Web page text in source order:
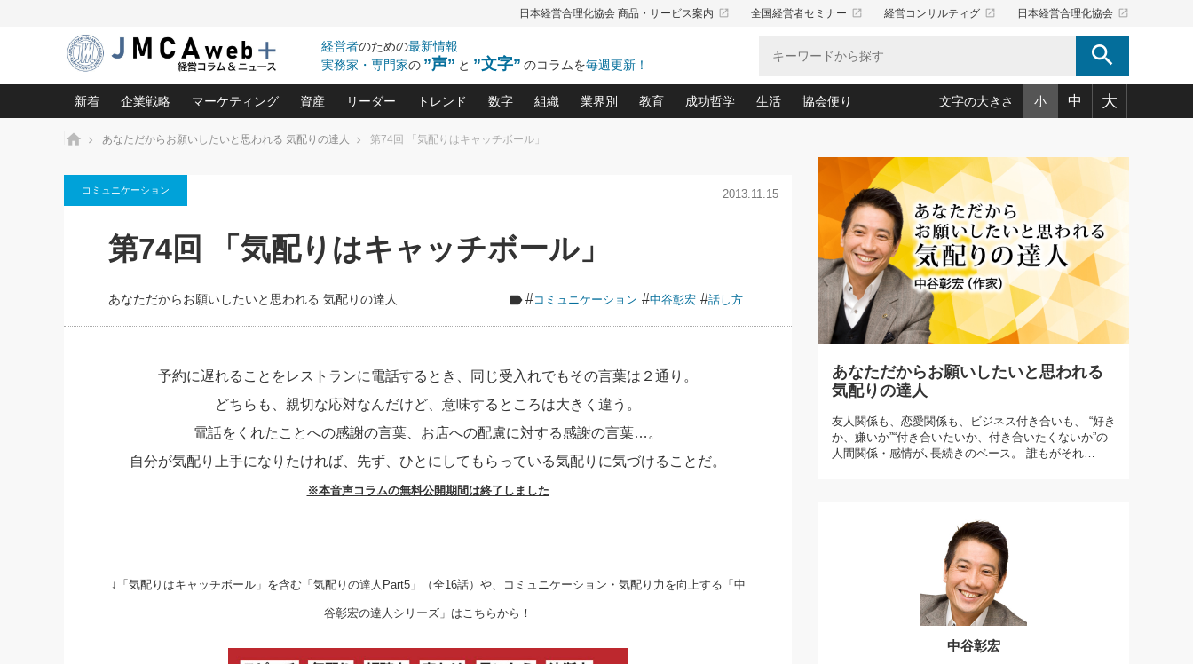
日本経営合理化協会 商品・サービス案内 launch 全国経営者セミナー launch 経営コンサルティグ launch 日本経営合理化協会 launch
経営者のための最新情報
実務家・専門家の ”声” と ”文字” のコラムを毎週更新！ search
新着
がよいのでしょうか！
2026.08.7
FOOD & LIFE COMPANIES
第86回 「言葉狩り」
もっとみる
企業戦略
中小企業の「１位づくり」戦略(96)
利益を最大化する「業務改善」横田尚哉氏(5)
強い会社を築く ビジネス・クリニック(240)
日本レーザー「人を大切にしながら利益を上げる経営」の極意
武器としてのM&A入門(3)
野田久美子 香港ビジネス成功法(10)
マーケティング
ロングセラーの玉手箱(9)
は(5)
最高の自分を表現する 成功イメージ戦略(77)
資産
中国経済の最新動向(204)
事業承継の前に、決めておきたい、知っておきたい、やってお
会社と社長のための資産管理講座(95)
リーダー
ピョートル・F・グジバチの『経営戦略の新常識』(12)
朝礼・会議での「社長の３分間スピーチ」ネタ帳(159)
次もあなたにお願いしたいと思われる「一流の仕事術」(28)
社長の口ぐせ経営哲学(100)
社長の右腕をつくる 人と組織を動かす(200)
酒井英之の社長のビジョン実現道場(10)
トレンド
北村森の「今月のヒット商品」(109)
社長のメシの種 4.0(206)
数字
会社を守り抜くための緊急対策(100)
強い決算書の会社はココが違う！(36)
損益分岐点を下げる、Ｐ／Ｌ不況時代の新戦略(12)
賢い社長の「経理財務の見どころ・勘どころ・ツッコミどこ
銀行交渉はこうしなさい！(12)
組織
賃金決定の定石(68)
顧客・社員・社会から支持される「ウェルビーイング経営入
門」(23)
業界別
大久保一彦の“流行る”お店の仕組みづくり(210)
柿内幸夫─社長のための現場改善(174)
教育
あなただからお願いしたいと思われる 気配りの達人(127)
クレーム対応の新知識と新常識(57)
デキル社員に育てる！ 社員教育の決め手(203)
東川鷹年の「中小企業の人育て」(38)
欧米資産家に学ぶ二世教育(100)
行動科学マネジメント(5)
成功哲学
中国哲学に学ぶ 不況は会社守成の好機(38)
令和時代の「社長の人間力の磨き方」(86)
先人の名句名言の教え 東洋思想に学ぶ経営学(132)
渡部昇一の「日本の指導者たち」(32)
経営に活かす“十八史略”(30)
生活
おのころ心平の ──社長のための「か・ら・だマネジメント」
(50)
デジタルＡＶを味方に！新・仕事術(180)
リーダー脳の鍛え方(32)
ワインを楽しむ基礎レッスン(12)
必読！社長が読むべき今月の4冊(88)
眼と耳で楽しむ読書術(162)
社長の「氣」(30)
米国スポーツ・ビジネスに学ぶ心理学(98)
高橋一喜の『これぞ！"本物の温泉"』(157)
協会便り
「愛読者通信」著者インタビュー(44)
ビジネス見聞録 経営ニュース(100)
作間信司の経営無形庵(けいえいむぎょうあん)(166)
経営セミナー情報局(1)
繁栄への着眼点 牟田太陽(76)
講話を聞いて学ぼう 実学・耳学・磨く「ミミガク」のすすめ
文字の大きさ 小 中 大
ホーム あなただからお願いしたいと思われる 気配りの達人 第74回 「気配りはキャッチボール」
コミュニケーション 2013.11.15
第74回 「気配りはキャッチボール」
あなただからお願いしたいと思われる 気配りの達人 #コミュニケーション #中谷彰宏 #話し方
予約に遅れることをレストランに電話するとき、同じ受入れでもその言葉は２通り。
どちらも、親切な応対なんだけど、意味するところは大きく違う。
電話をくれたことへの感謝の言葉、お店への配慮に対する感謝の言葉…。
自分が気配り上手になりたければ、先ず、ひとにしてもらっている気配りに気づけることだ。
※本音声コラムの無料公開期間は終了しました
↓「気配りはキャッチボール」を含む「気配りの達人Part5」（全16話）や、コミュニケーション・気配り力を向上する「中
谷彰宏の達人シリーズ」はこちらから！
あなただからお願いしたいと思われる
気配りの達人
友人関係も、恋愛関係も、ビジネス付き合いも、 “好き
か、嫌いか”“付き合いたいか、付き合いたくないか”の
人間関係・感情が､長続きのベース。 誰もがそれ…
中谷彰宏